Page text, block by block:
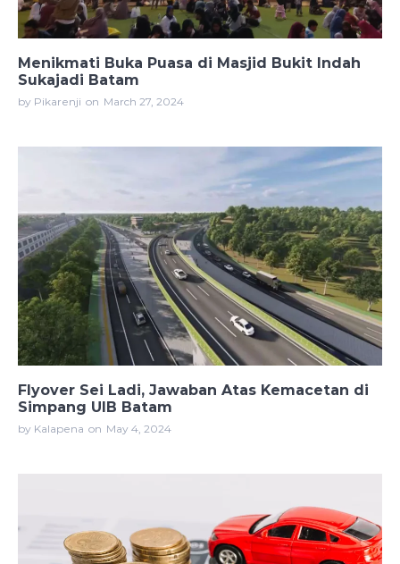
Menikmati Buka Puasa di Masjid Bukit Indah
Sukajadi Batam
by Pikarenji on March 27, 2024
Flyover Sei Ladi, Jawaban Atas Kemacetan di
Simpang UIB Batam
by Kalapena on May 4, 2024